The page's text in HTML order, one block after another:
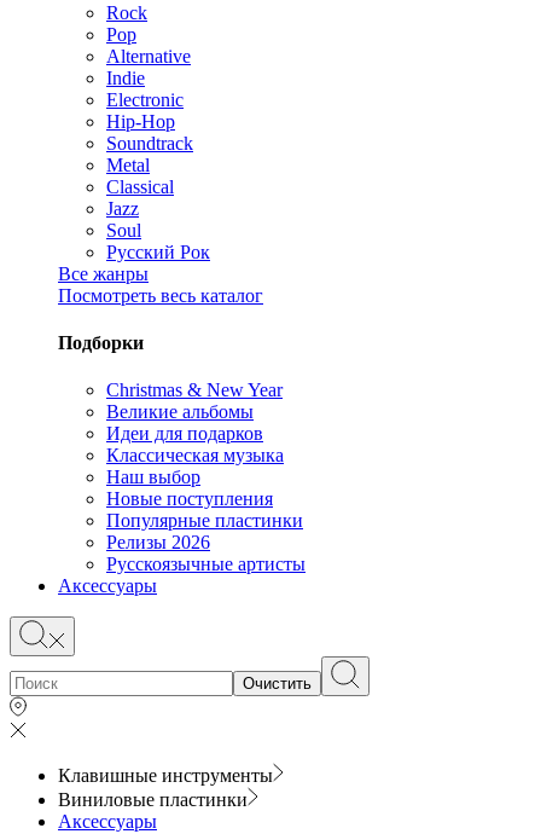
Rock
Pop
Alternative
Indie
Electronic
Hip-Hop
Soundtrack
Metal
Classical
Jazz
Soul
Русский Рок
Все жанры
Посмотреть весь каталог
Подборки
Christmas & New Year
Великие альбомы
Идеи для подарков
Классическая музыка
Наш выбор
Новые поступления
Популярные пластинки
Релизы 2026
Русскоязычные артисты
Аксессуары
Очистить
Клавишные инструменты
Виниловые пластинки
Аксессуары